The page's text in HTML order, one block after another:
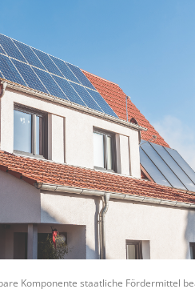
Komponente staatliche Fördermittel